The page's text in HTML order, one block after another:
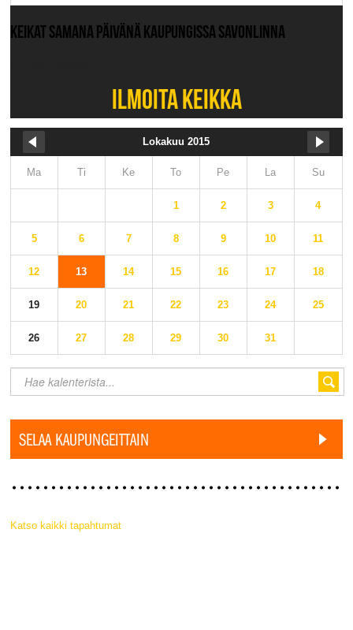
KEIKAT SAMANA PÄIVÄNÄ KAUPUNGISSA SAVONLINNA
ILMOITA KEIKKA
Lokakuu 2015
Ma Ti Ke To Pe La Su
1 2 3 4
5 6 7 8 9 10 11
12 13 14 15 16 17 18
19 20 21 22 23 24 25
26 27 28 29 30 31
SELAA KAUPUNGEITTAIN
Katso kaikki tapahtumat